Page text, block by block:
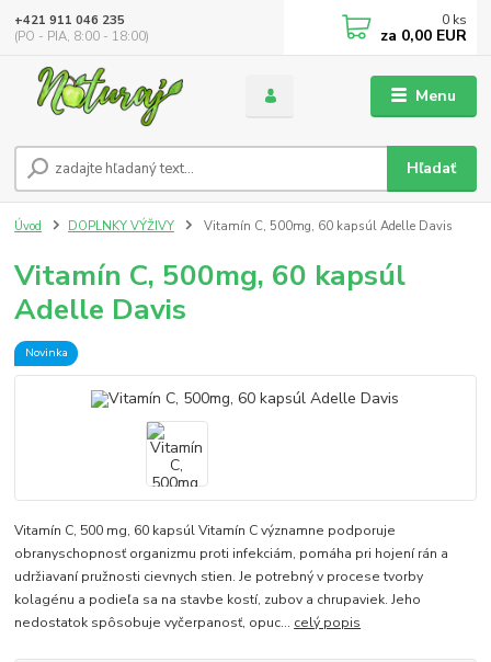
Menu
Hľadať
+421 911 046 235
(PO - PIA, 8:00 - 18:00)
0 ks
za 0,00 EUR
Úvod DOPLNKY VÝŽIVY Vitamín C, 500mg, 60 kapsúl Adelle Davis
Vitamín C, 500mg, 60 kapsúl
Adelle Davis
Novinka
Vitamín C, 500 mg, 60 kapsúl Vitamín C významne podporuje
obranyschopnosť organizmu proti infekciám, pomáha pri hojení rán a
udržiavaní pružnosti cievnych stien. Je potrebný v procese tvorby
kolagénu a podieľa sa na stavbe kostí, zubov a chrupaviek. Jeho
nedostatok spôsobuje vyčerpanosť, opuc... celý popis